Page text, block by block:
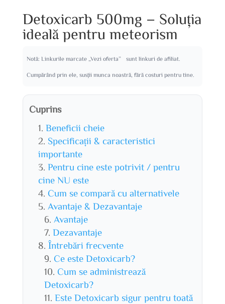
Detoxicarb 500mg – Soluția
ideală pentru meteorism
Notă: Linkurile marcate „Vezi oferta” sunt linkuri de afiliat.
Cumpărând prin ele, susții munca noastră, fără costuri pentru tine.
Cuprins
Beneficii cheie
Specificații & caracteristici
importante
Pentru cine este potrivit / pentru
cine NU este
Cum se compară cu alternativele
Avantaje & Dezavantaje
Avantaje
Dezavantaje
Întrebări frecvente
Ce este Detoxicarb?
Cum se administrează
Detoxicarb?
Este Detoxicarb sigur pentru toată